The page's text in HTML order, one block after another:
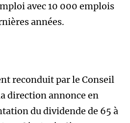
avec 10 000 emplois
années.
reconduit par le Conseil
direction annonce en
du dividende de 65 à